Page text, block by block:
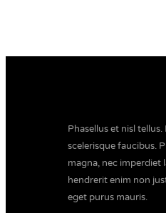
Phasellus et nisl
scelerisque faucibus.
magna, nec imperdiet
hendrerit enim non
eget purus mauris.